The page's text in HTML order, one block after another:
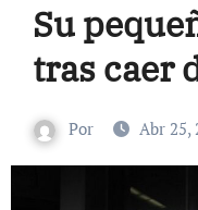
Su
tras caer
Por Abr 25,